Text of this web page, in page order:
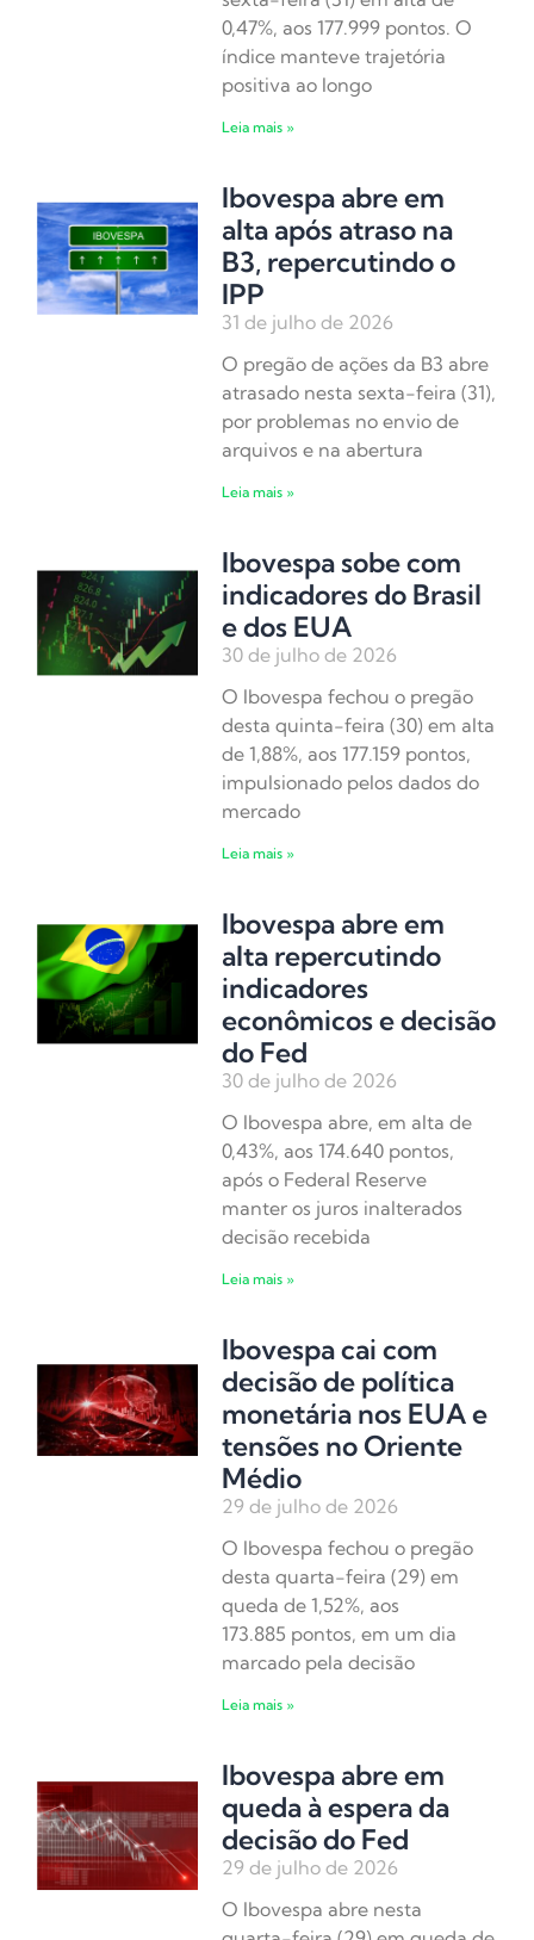
0,47%, aos 177.999 pontos. O
índice manteve trajetória
positiva ao longo
Leia mais »
Ibovespa abre em
alta após atraso na
B3, repercutindo o
IPP
31 de julho de 2026
O pregão de ações da B3 abre
atrasado nesta sexta-feira (31),
por problemas no envio de
arquivos e na abertura
Leia mais »
Ibovespa sobe com
indicadores do Brasil
e dos EUA
30 de julho de 2026
O Ibovespa fechou o pregão
desta quinta-feira (30) em alta
de 1,88%, aos 177.159 pontos,
impulsionado pelos dados do
mercado
Leia mais »
Ibovespa abre em
alta repercutindo
indicadores
econômicos e decisão
do Fed
30 de julho de 2026
O Ibovespa abre, em alta de
0,43%, aos 174.640 pontos,
após o Federal Reserve
manter os juros inalterados
decisão recebida
Leia mais »
Ibovespa cai com
decisão de política
monetária nos EUA e
tensões no Oriente
Médio
29 de julho de 2026
O Ibovespa fechou o pregão
desta quarta-feira (29) em
queda de 1,52%, aos
173.885 pontos, em um dia
marcado pela decisão
Leia mais »
Ibovespa abre em
queda à espera da
decisão do Fed
29 de julho de 2026
O Ibovespa abre nesta